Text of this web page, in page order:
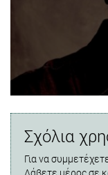
Σχόλια
Για να